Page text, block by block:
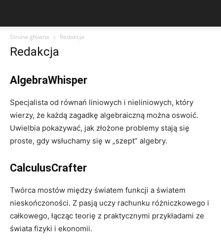
Strona główna Redakcja
Redakcja
AlgebraWhisper
Specjalista od równań liniowych i nieliniowych, który
wierzy, że każdą zagadkę algebraiczną można oswoić.
Uwielbia pokazywać, jak złożone problemy stają się
proste, gdy wsłuchamy się w „szept” algebry.
CalculusCrafter
Twórca mostów między światem funkcji a światem
nieskończoności. Z pasją uczy rachunku różniczkowego i
całkowego, łącząc teorię z praktycznymi przykładami ze
świata fizyki i ekonomii.